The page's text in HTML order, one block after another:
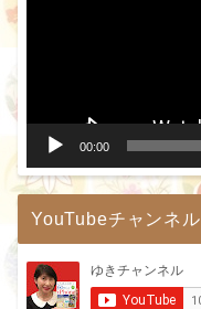
00:00
YouTubeチャンネル